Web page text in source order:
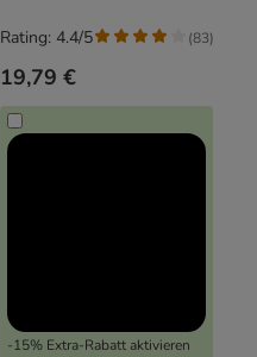
19,79 €
-15% Extra-Rabatt aktivieren
Rating: 4.4/5 (83)